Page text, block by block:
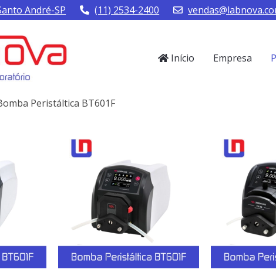
André-SP (11) 2534-2400
Início Empresa
Peristáltica BT601F